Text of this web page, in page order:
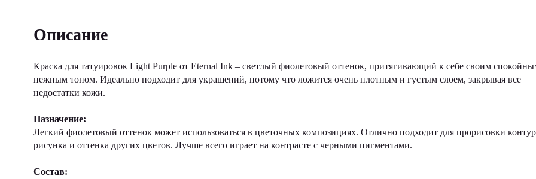
Описание
Краска для татуировок Light Purple от Eternal Ink – светлый фиолетовый оттенок, притягивающий к себе своим
нежным тоном. Идеально подходит для украшений, потому что ложится очень плотным и густым слоем, закрывая все
недостатки кожи.
Назначение:
Легкий фиолетовый оттенок может использоваться в цветочных композициях. Отлично подходит для прорисовки
рисунка и оттенка других цветов. Лучше всего играет на контрасте с черными пигментами.
Состав: